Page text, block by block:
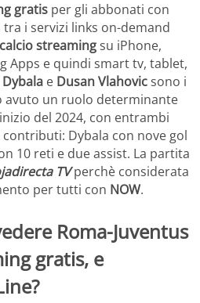
gratis per gli abbonati con
tra i servizi links on-demand
streamingsu iPhone,
Apps e quindi smart tv, tablet,
e Dusan Vlahovicsono i
avuto un ruolo determinante
del 2024, con entrambi
Dybala con nove gol
10 reti e due assist. La partita
TVperchè considerata
per tutti con NOW.
Roma-Juventus
gratis, e